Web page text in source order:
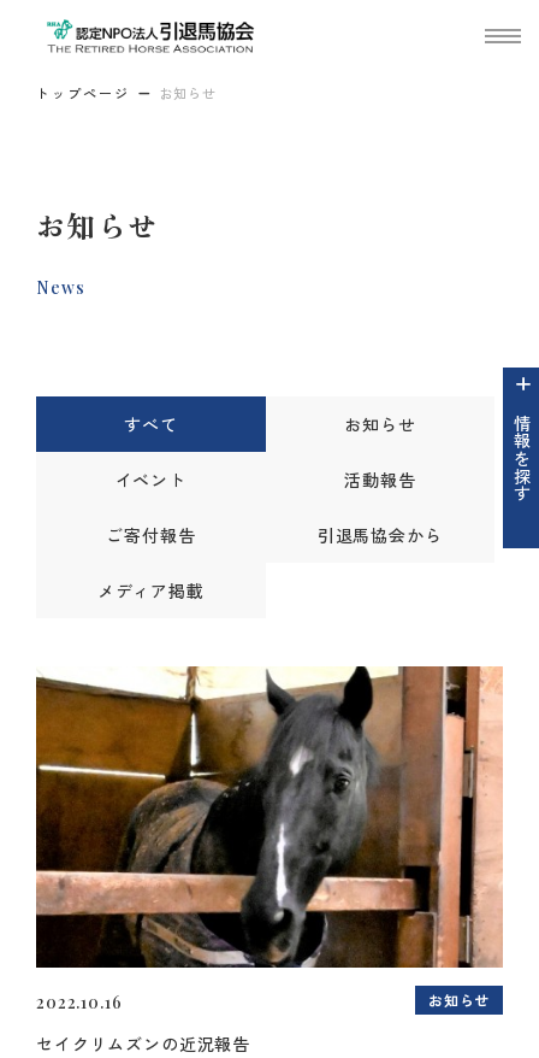
トップページ お知らせ
お知らせ
News
情報を探す
すべて お知らせ
イベント 活動報告
ご寄付報告 引退馬協会から
メディア掲載
2022.10.16 お知らせ
セイクリムズンの近況報告